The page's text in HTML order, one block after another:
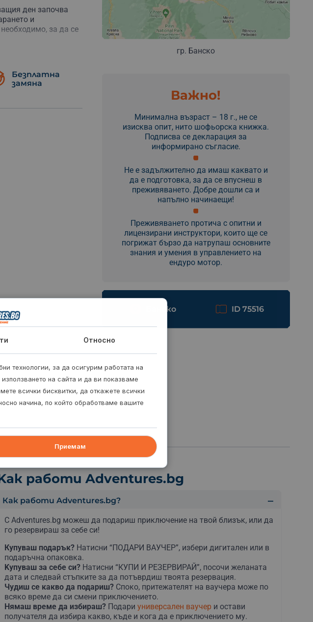
ден започва
и
за да се
на
и хапване.
или
Безплатна
замяна
гр. Банско
Важно!
Минимална възраст – 18 г., не се
изисква опит, нито шофьорска книжка.
Подписва се декларация за
информирано съгласие.
Не е задължително да имаш каквато и
да е подготовка, за да се впуснеш в
преживяването. Добре дошли са и
напълно начинаещи!
Преживяването протича с опитни и
лицензирани инструктори, които ще се
погрижат бързо да натрупаш основните
знания и умения в управлението на
ендуро мотор.
Банско ID 75516
работи Adventures.bg
Как работи Adventures.bg?
С Adventures.bg можеш да подариш приключение на твой близък, или да
го резервираш за себе си!
Купуваш подарък? Натисни “ПОДАРИ ВАУЧЕР”, избери дигитален или в
подаръчна опаковка.
Kупуваш за себе си? Натисни “КУПИ И РЕЗЕРВИРАЙ”, посочи желаната
дата и следвай стъпките за да потъврдиш твоята резервация.
Чудиш се какво да подариш? Споко, притежателят на ваучера може по
всяко време да си смени приключението.
Нямаш време да избираш? Подари универсален ваучери остави
получателя да избира какво, къде и кога да е приключението му.
Относно
технологии, за да осигурим работата на
на сайта и да ви показваме
всички бисквитки, да откажете всички
начина, по който обработваме вашите
Приемам